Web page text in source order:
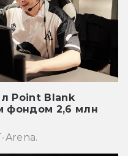
Point Blank
фондом 2,6 млн
Arena.